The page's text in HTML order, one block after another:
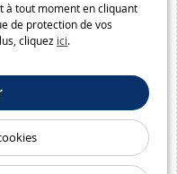
à tout moment en cliquant
de protection de vos
cliquez ici.